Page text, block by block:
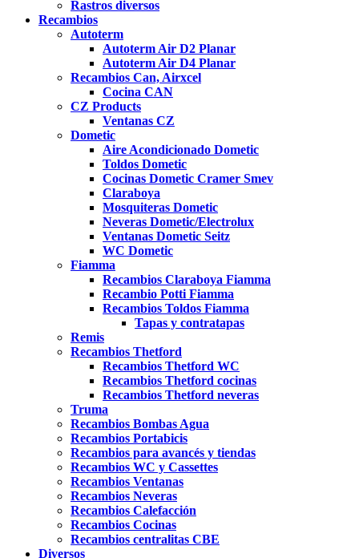
Rastros diversos
Recambios
Autoterm
Autoterm Air D2 Planar
Autoterm Air D4 Planar
Recambios Can, Airxcel
Cocina CAN
CZ Products
Ventanas CZ
Dometic
Aire Acondicionado Dometic
Toldos Dometic
Cocinas Dometic Cramer Smev
Claraboya
Mosquiteras Dometic
Neveras Dometic/Electrolux
Ventanas Dometic Seitz
WC Dometic
Fiamma
Recambios Claraboya Fiamma
Recambio Potti Fiamma
Recambios Toldos Fiamma
Tapas y contratapas
Remis
Recambios Thetford
Recambios Thetford WC
Recambios Thetford cocinas
Recambios Thetford neveras
Truma
Recambios Bombas Agua
Recambios Portabicis
Recambios para avancés y tiendas
Recambios WC y Cassettes
Recambios Ventanas
Recambios Neveras
Recambios Calefacción
Recambios Cocinas
Recambios centralitas CBE
Diversos